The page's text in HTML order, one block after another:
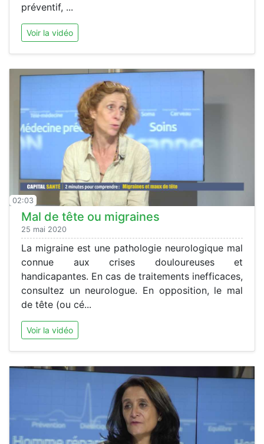
préventif, ...
Voir la vidéo
02:03
Mal de tête ou migraines
25 mai 2020
La migraine est une pathologie neurologique mal
connue aux crises douloureuses et
handicapantes. En cas de traitements inefficaces,
consultez un neurologue. En opposition, le mal
de tête (ou cé...
Voir la vidéo